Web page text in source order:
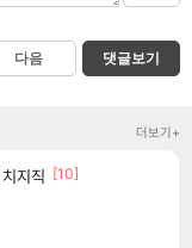
다음 댓글보기
더보기+
지직 [10]